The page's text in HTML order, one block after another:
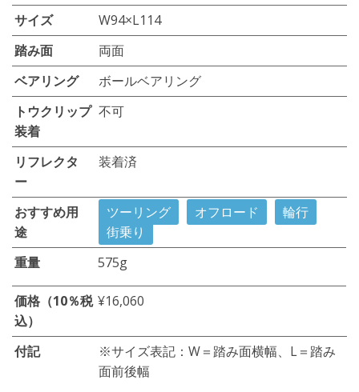
サイズ
W94×L114
踏み面
両面
ベアリング
ボールベアリング
トウクリップ
装着
不可
リフレクタ
ー
装着済
おすすめ用
途
ツーリング オフロード
輪行
街乗り
重量
575g
価格（10％税
込）
¥16,060
付記
※サイズ表記：W＝踏み面横幅、L＝踏み
面前後幅